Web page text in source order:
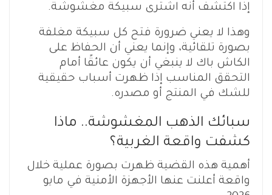
إذا اكتشف أنه اشترى سبيكة مغشوشة.
وهذا لا يعني ضرورة فتح كل سبيكة مغلفة
بصورة تلقائية، وإنما يعني أن الحفاظ على
الكاش باك لا ينبغي أن يكون عائقًا أمام
التحقق المناسب إذا ظهرت أسباب حقيقية
للشك في المنتج أو مصدره.
سبائك الذهب المغشوشة.. ماذا
كشفت واقعة الغربية؟
أهمية هذه القضية ظهرت بصورة عملية خلال
واقعة أعلنت عنها الأجهزة الأمنية في مايو